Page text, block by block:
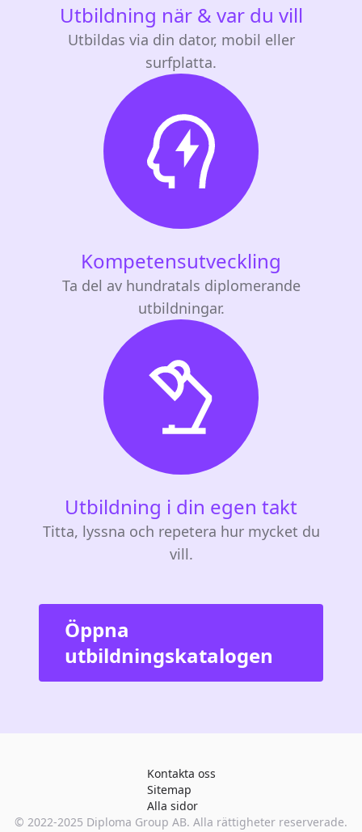
Utbildning när & var du vill
Utbildas via din dator, mobil eller
surfplatta.
Kompetensutveckling
Ta del av hundratals diplomerande
utbildningar.
Utbildning i din egen takt
Titta, lyssna och repetera hur mycket du
vill.
Öppna
utbildningskatalogen
Kontakta oss
Sitemap
Alla sidor
© 2022-2025 Diploma Group AB. Alla rättigheter reserverade.